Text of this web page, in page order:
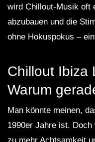
wird Chillout-Musik oft
abzubauen und die
ohne Hokuspokus –
Chillout Ibiza
Warum
Man könnte meinen,
1990er Jahre ist.